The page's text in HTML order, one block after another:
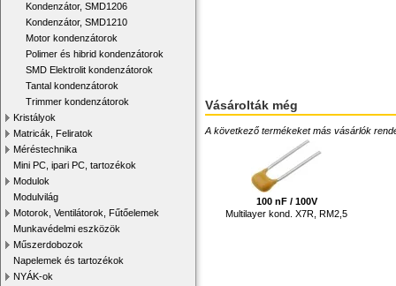
Kondenzátor, SMD1206
Kondenzátor, SMD1210
Motor kondenzátorok
Polimer és hibrid kondenzátorok
SMD Elektrolit kondenzátorok
Tantal kondenzátorok
Trimmer kondenzátorok
Kristályok
Matricák, Feliratok
Méréstechnika
Mini PC, ipari PC, tartozékok
Modulok
Modulvilág
Motorok, Ventilátorok, Fűtőelemek
Munkavédelmi eszközök
Műszerdobozok
Napelemek és tartozékok
NYÁK-ok
Vásárolták még
A következő termékeket más vásárlók
100 nF / 100V
Multilayer kond. X7R, RM2,5